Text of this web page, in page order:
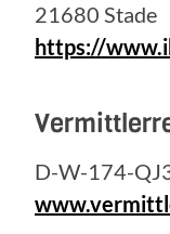
21680 Stade
https://
D-W-174-